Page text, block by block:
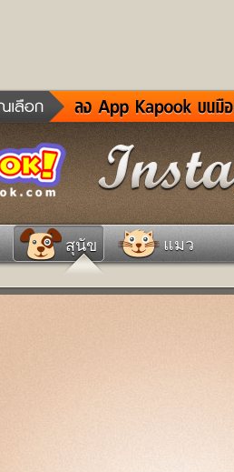
ข่าวด่วน
ละคร
เกม
ดูดวง
ผู้ชาย
สุนัข แมว